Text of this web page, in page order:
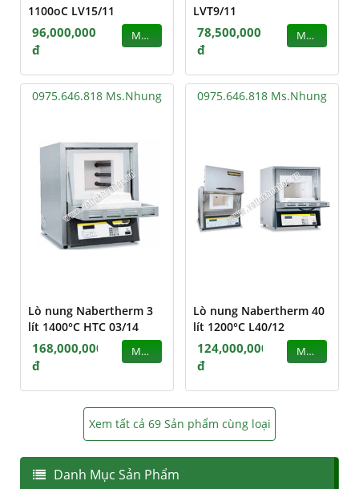
1100oC LV15/11
96,000,000
đ
MUA
LVT9/11
78,500,000
đ
MUA
0975.646.818 Ms.Nhung
Lò nung Nabertherm 3
lít 1400°C HTC 03/14
168,000,000
đ
MUA
0975.646.818 Ms.Nhung
Lò nung Nabertherm 40
lít 1200°C L40/12
124,000,000
đ
MUA
Xem tất cả 69 Sản phẩm cùng loại
Danh Mục Sản Phẩm